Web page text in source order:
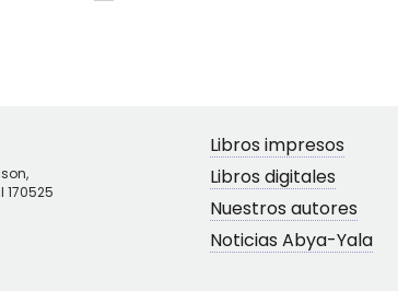
170525
Libros impresos
Libros digitales
Nuestros autores
Noticias Abya-Yala